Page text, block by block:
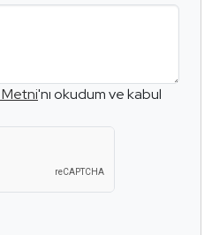
Metni'nı okudum ve kabul